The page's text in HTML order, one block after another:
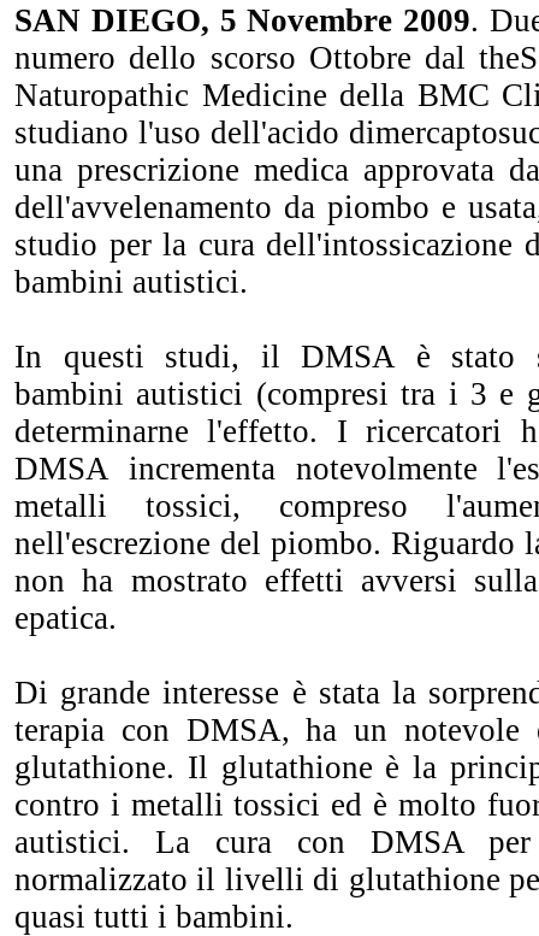
SAN DIEGO, 5 Novembre 2009.
numero dello scorso Ottobre dal
Naturopathic Medicine della BMC
studiano l'uso dell'acido
una prescrizione medica approvata
dell'avvelenamento da piombo e
studio per la cura dell'intossicazione
bambini autistici.
In questi studi, il DMSA è stato
bambini autistici (compresi tra i 3 e
determinarne l'effetto. I ricercatori
DMSA incrementa notevolmente
metalli tossici, compreso
nell'escrezione del piombo. Riguardo
non ha mostrato effetti avversi
epatica.
Di grande interesse è stata la
terapia con DMSA, ha un
glutathione. Il glutathione è la
contro i metalli tossici ed è molto
autistici. La cura con DMSA
normalizzato il livelli di glutathione
quasi tutti i bambini.